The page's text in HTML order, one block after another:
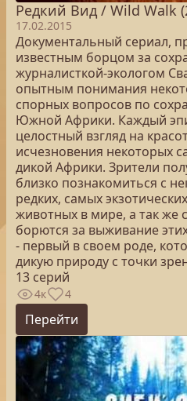
Редкий Вид / Wild Walk
17.02.2015
Документальный сериал,
известным борцом за
журналисткой-экологом
опытным понимания
спорных вопросов по
Южной Африки. Каждый
целостный взгляд на
исчезновения некоторых
дикой Африки. Зрители
близко познакомиться с
редких, самых
животных в мире, а так же
борются за выживание
- первый в своем роде,
дикую природу с точки
13 серий
4к 4
Перейти